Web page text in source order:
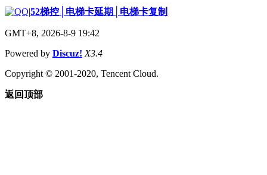
|52梯控│电梯卡延期│电梯卡复制
GMT+8, 2026-8-9 19:42
Powered by Discuz! X3.4
Copyright © 2001-2020, Tencent Cloud.
返回顶部